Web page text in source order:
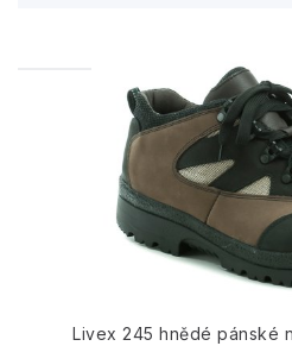
PODOBNÉ
Livex 245 hnědé pánské